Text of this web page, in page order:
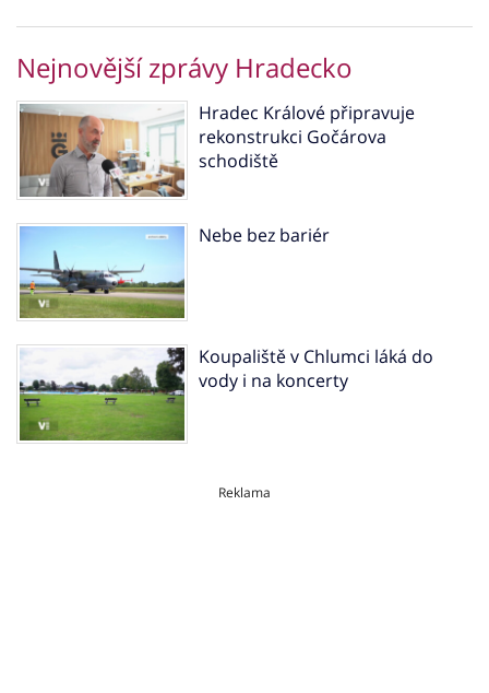
Nejnovější zprávy Hradecko
Hradec Králové připravuje
rekonstrukci Gočárova
schodiště
Nebe bez bariér
Koupaliště v Chlumci láká do
vody i na koncerty
Reklama